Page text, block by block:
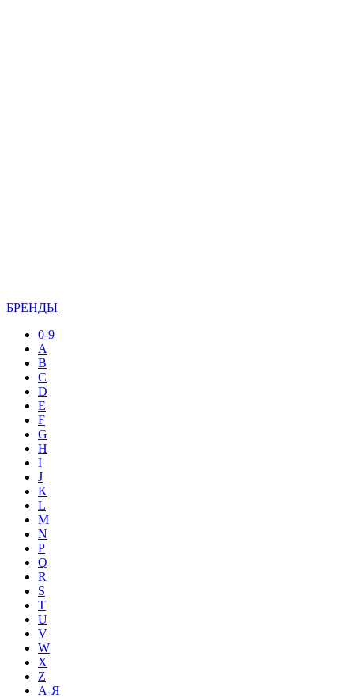
БРЕНДЫ
0-9
A
B
C
D
E
F
G
H
I
J
K
L
M
N
P
Q
R
S
T
U
V
W
X
Z
А-Я